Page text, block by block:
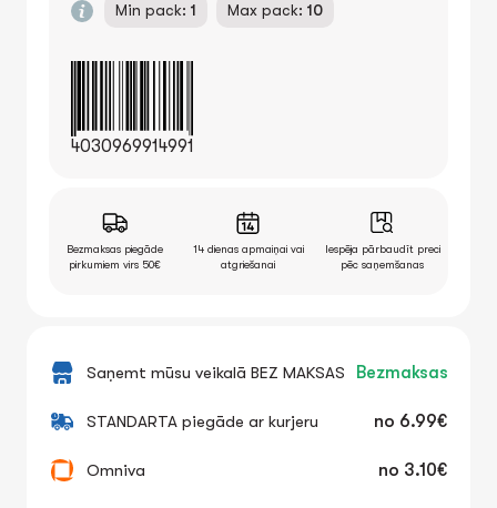
Min pack: 1 Max pack: 10
4030969914991
Bezmaksas piegāde
pirkumiem virs 50€
14 dienas apmaiņai vai
atgriešanai
Iespēja pārbaudīt preci
pēc saņemšanas
Saņemt mūsu veikalā BEZ MAKSAS Bezmaksas
STANDARTA piegāde ar kurjeru no 6.99€
Omniva no 3.10€